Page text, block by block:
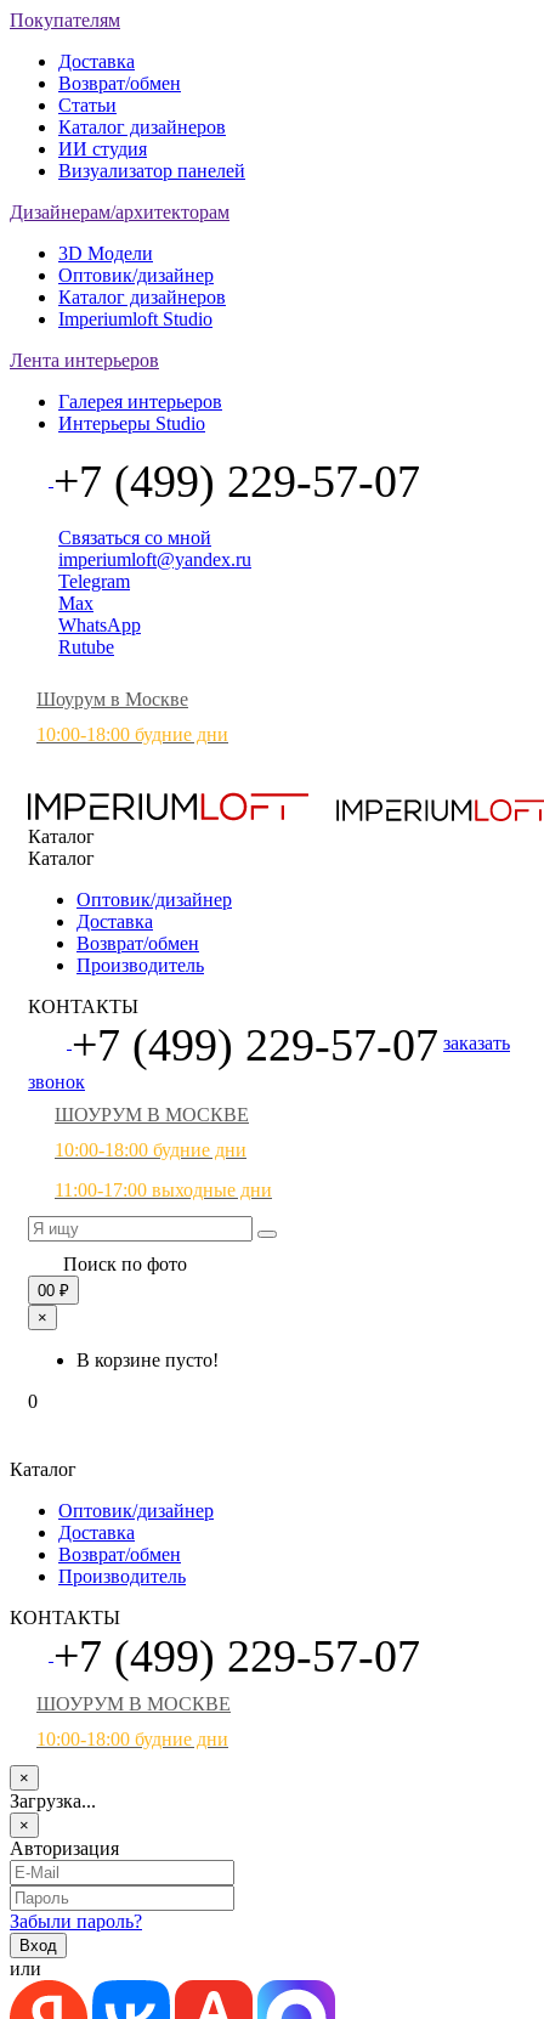
Покупателям
Доставка
Возврат/обмен
Статьи
Каталог дизайнеров
ИИ студия
Визуализатор панелей
Дизайнерам/архитекторам
3D Модели
Оптовик/дизайнер
Каталог дизайнеров
Imperiumloft Studio
Лента интерьеров
Галерея интерьеров
Интерьеры Studio
+7 (499) 229-57-07
Связаться со мной
imperiumloft@yandex.ru
Telegram
Max
WhatsApp
Rutube
Шоурум в Москве
10:00-18:00 будние дни
Каталог
Каталог
Оптовик/дизайнер
Доставка
Возврат/обмен
Производитель
КОНТАКТЫ
+7 (499) 229-57-07 заказать
звонок
ШОУРУМ В МОСКВЕ
10:00-18:00 будние дни
11:00-17:00 выходные дни
Поиск по фото
00 ₽
×
В корзине пусто!
0
Каталог
Оптовик/дизайнер
Доставка
Возврат/обмен
Производитель
КОНТАКТЫ
+7 (499) 229-57-07
ШОУРУМ В МОСКВЕ
10:00-18:00 будние дни
×
Загрузка...
×
Авторизация
Забыли пароль?
или